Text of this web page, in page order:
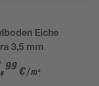
Eiche
3,5 mm
,99 €/ m²